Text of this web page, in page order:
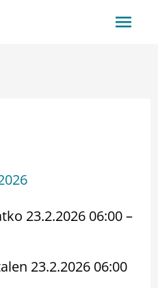
23.2.2026 06:00 –
23.2.2026 06:00